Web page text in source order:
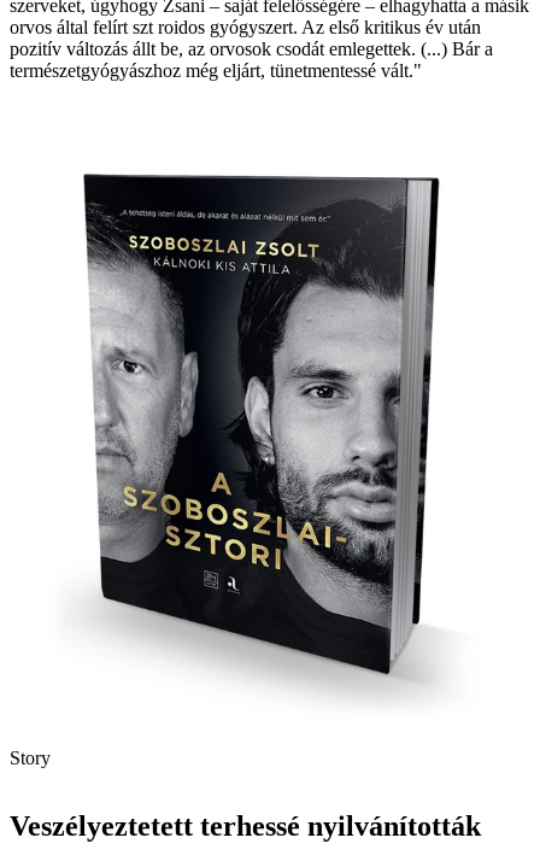
szerveket, úgyhogy Zsani – saját felelősségére – elhagyhatta a másik
orvos által felírt szt roidos gyógyszert. Az első kritikus év után
pozitív változás állt be, az orvosok csodát emlegettek. (...) Bár a
természetgyógyászhoz még eljárt, tünetmentessé vált."
Story
Veszélyeztetett terhessé nyilvánították